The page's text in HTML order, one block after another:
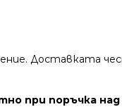
Доставката
при поръчка над